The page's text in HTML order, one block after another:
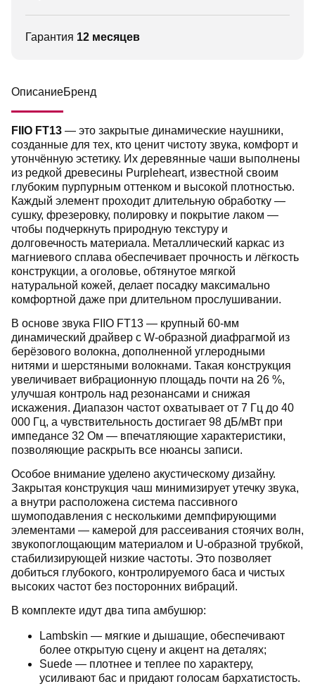
Гарантия 12 месяцев
ОписаниеБренд
FIIO FT13 — это закрытые динамические наушники,
созданные для тех, кто ценит чистоту звука, комфорт и
утончённую эстетику. Их деревянные чаши выполнены
из редкой древесины Purpleheart, известной своим
глубоким пурпурным оттенком и высокой плотностью.
Каждый элемент проходит длительную обработку —
сушку, фрезеровку, полировку и покрытие лаком —
чтобы подчеркнуть природную текстуру и
долговечность материала. Металлический каркас из
магниевого сплава обеспечивает прочность и лёгкость
конструкции, а оголовье, обтянутое мягкой
натуральной кожей, делает посадку максимально
комфортной даже при длительном прослушивании.
В основе звука FIIO FT13 — крупный 60-мм
динамический драйвер с W-образной диафрагмой из
берёзового волокна, дополненной углеродными
нитями и шерстяными волокнами. Такая конструкция
увеличивает вибрационную площадь почти на 26 %,
улучшая контроль над резонансами и снижая
искажения. Диапазон частот охватывает от 7 Гц до 40
000 Гц, а чувствительность достигает 98 дБ/мВт при
импедансе 32 Ом — впечатляющие характеристики,
позволяющие раскрыть все нюансы записи.
Особое внимание уделено акустическому дизайну.
Закрытая конструкция чаш минимизирует утечку звука,
а внутри расположена система пассивного
шумоподавления с несколькими демпфирующими
элементами — камерой для рассеивания стоячих волн,
звукопоглощающим материалом и U-образной трубкой,
стабилизирующей низкие частоты. Это позволяет
добиться глубокого, контролируемого баса и чистых
высоких частот без посторонних вибраций.
В комплекте идут два типа амбушюр:
Lambskin — мягкие и дышащие, обеспечивают
более открытую сцену и акцент на деталях;
Suede — плотнее и теплее по характеру,
усиливают бас и придают голосам бархатистость.